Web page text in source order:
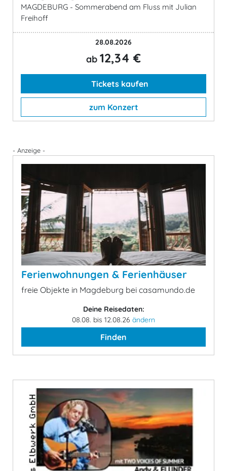
MAGDEBURG - Sommerabend am Fluss mit Julian
Freihoff
28.08.2026
ab 12,34 €
Tickets kaufen
zum Konzert
- Anzeige -
Ferienwohnungen & Ferienhäuser
freie Objekte in Magdeburg bei casamundo.de
Deine Reisedaten:
08.08. bis 12.08.26 ändern
Finden